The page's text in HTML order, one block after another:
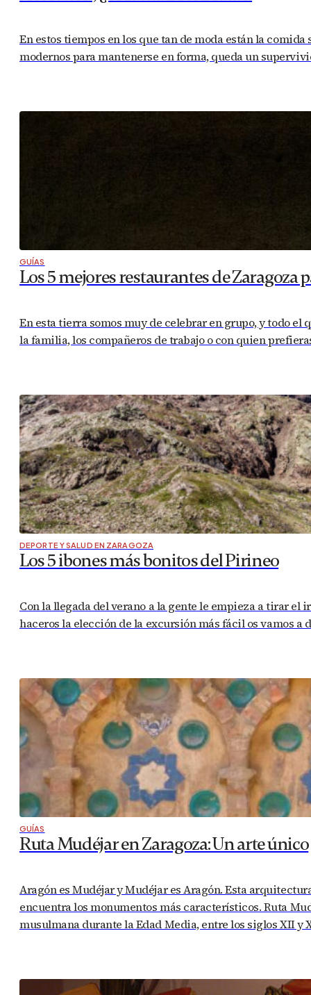
En estos tiempos en los que tan de moda están la
modernos para mantenerse en forma, queda un
GUÍAS
Los 5 mejores restaurantes de Zaragoza
En esta tierra somos muy de celebrar en grupo, y todo
la familia, los compañeros de trabajo o con quien
DEPORTE Y SALUD EN ZARAGOZA
Los 5 ibones más bonitos del Pirineo
Con la llegada del verano a la gente le empieza a tirar el
haceros la elección de la excursión más fácil os vamos a
GUÍAS
Ruta Mudéjar en Zaragoza: Un arte único
Aragón es Mudéjar y Mudéjar es Aragón. Esta
encuentra los monumentos más característicos. Ruta
musulmana durante la Edad Media, entre los siglos XII y